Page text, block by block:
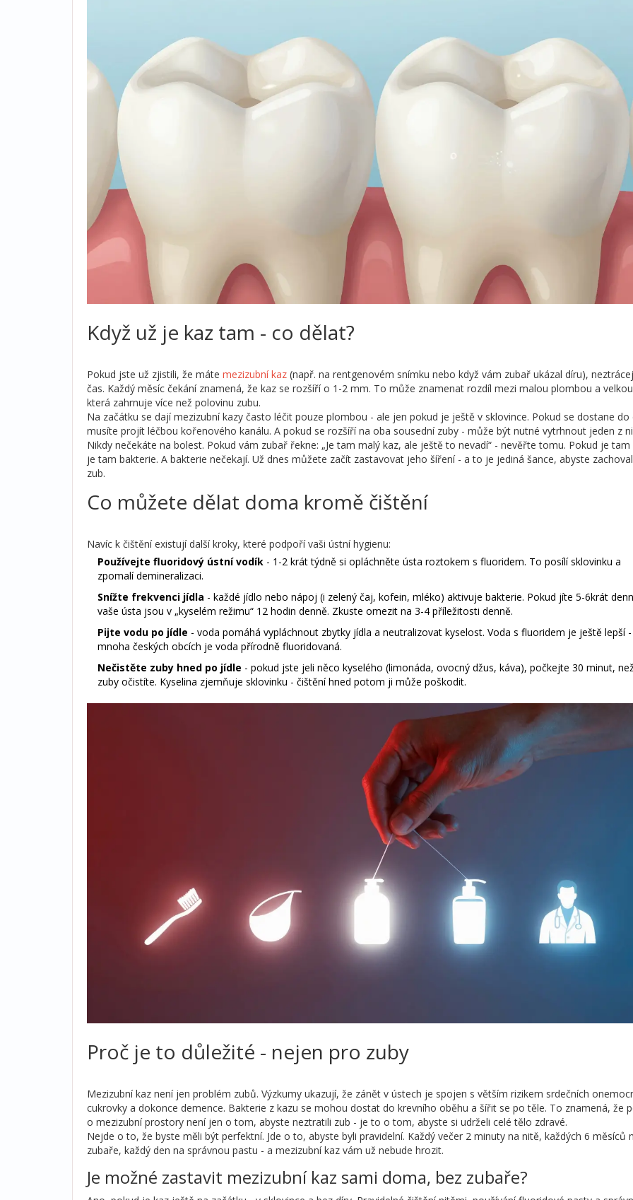
Když už je kaz tam - co dělat?
Pokud jste už zjistili, že máte mezizubní kaz (např. na rentgenovém snímku nebo když vám zubař ukázal díru),
čas. Každý měsíc čekání znamená, že kaz se rozšíří o 1-2 mm. To může znamenat rozdíl mezi malou plombou a
která zahrnuje více než polovinu zubu.
Na začátku se dají mezizubní kazy často léčit pouze plombou - ale jen pokud je ještě v sklovince. Pokud se dostane do
musíte projít léčbou kořenového kanálu. A pokud se rozšíří na oba sousední zuby - může být nutné vytrhnout jeden z
Nikdy nečekáte na bolest. Pokud vám zubař řekne: „Je tam malý kaz, ale ještě to nevadí“ - nevěřte tomu. Pokud je tam
je tam bakterie. A bakterie nečekají. Už dnes můžete začít zastavovat jeho šíření - a to je jediná šance, abyste
zub.
Co můžete dělat doma kromě čištění
Navíc k čištění existují další kroky, které podpoří vaši ústní hygienu:
Používejte fluoridový ústní vodík - 1-2 krát týdně si opláchněte ústa roztokem s fluoridem. To posílí sklovinku a
zpomalí demineralizaci.
Snížte frekvenci jídla - každé jídlo nebo nápoj (i zelený čaj, kofein, mléko) aktivuje bakterie. Pokud jíte 5-6krát
vaše ústa jsou v „kyselém režimu“ 12 hodin denně. Zkuste omezit na 3-4 příležitosti denně.
Pijte vodu po jídle - voda pomáhá vypláchnout zbytky jídla a neutralizovat kyselost. Voda s fluoridem je ještě lepší
mnoha českých obcích je voda přírodně fluoridovaná.
Nečistěte zuby hned po jídle - pokud jste jeli něco kyselého (limonáda, ovocný džus, káva), počkejte 30 minut,
zuby očistíte. Kyselina zjemňuje sklovinku - čištění hned potom ji může poškodit.
Proč je to důležité - nejen pro zuby
Mezizubní kaz není jen problém zubů. Výzkumy ukazují, že zánět v ústech je spojen s větším rizikem srdečních
cukrovky a dokonce demence. Bakterie z kazu se mohou dostat do krevního oběhu a šířit se po těle. To znamená, že
o mezizubní prostory není jen o tom, abyste neztratili zub - je to o tom, abyste si udrželi celé tělo zdravé.
Nejde o to, že byste měli být perfektní. Jde o to, abyste byli pravidelní. Každý večer 2 minuty na nitě, každých 6 měsíců
zubaře, každý den na správnou pastu - a mezizubní kaz vám už nebude hrozit.
Je možné zastavit mezizubní kaz sami doma, bez zubaře?